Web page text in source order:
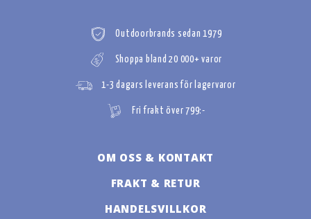
Outdoorbrands sedan 1979
Shoppa bland 20 000+ varor
1-3 dagars leverans för lagervaror
Fri frakt över 799:-
OM OSS & KONTAKT
FRAKT & RETUR
HANDELSVILLKOR